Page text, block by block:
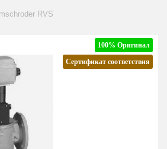
RVS
100% Оригинал
Сертификат соответствия